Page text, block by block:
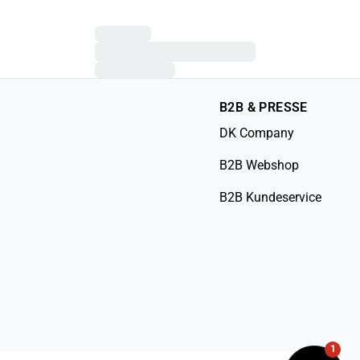
B2B & PRESSE
DK Company
B2B Webshop
B2B Kundeservice
1